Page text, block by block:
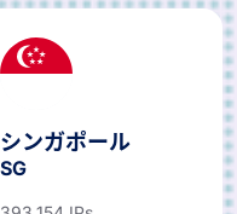
シンガポール
SG
393,154 IPs